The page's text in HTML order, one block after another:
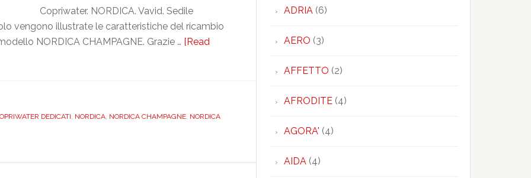
Copriwater. NORDICA. Vavid. Sedile
vengono illustrate le caratteristiche del ricambio
NORDICA CHAMPAGNE. Grazie … [Read
DEDICATI, NORDICA, NORDICA CHAMPAGNE, NORDICA
ADRIA (6)
AERO (3)
AFFETTO (2)
AFRODITE (4)
AGORA' (4)
AIDA (4)